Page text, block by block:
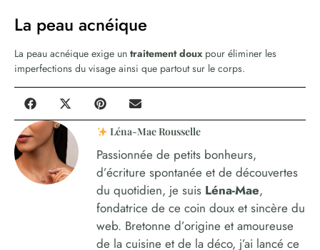
La peau acnéique
La peau acnéique exige un traitement douxpour éliminer les
imperfections du visage ainsi que partout sur le corps.
Léna-Mae Rousselle
Passionnée de petits bonheurs,
d’écriture spontanée et de découvertes
du quotidien, je suis Léna-Mae,
fondatrice de ce coin doux et sincère du
web. Bretonne d’origine et amoureuse
de la cuisine et de la déco, j’ai lancé ce